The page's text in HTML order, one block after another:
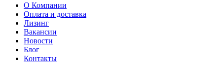
О Компании
Оплата и доставка
Лизинг
Вакансии
Новости
Блог
Контакты